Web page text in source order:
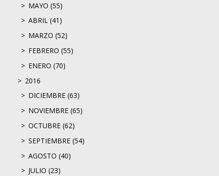
MAYO (55)
ABRIL (41)
MARZO (52)
FEBRERO (55)
ENERO (70)
2016
DICIEMBRE (63)
NOVIEMBRE (65)
OCTUBRE (62)
SEPTIEMBRE (54)
AGOSTO (40)
JULIO (23)